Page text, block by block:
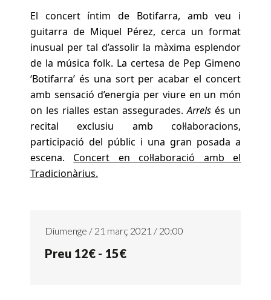
El concert íntim de Botifarra, amb veu i
guitarra de Miquel Pérez, cerca un format
inusual per tal d’assolir la màxima esplendor
de la música folk. La certesa de Pep Gimeno
‘Botifarra’ és una sort per acabar el concert
amb sensació d’energia per viure en un món
on les rialles estan assegurades.Arrels és un
recital exclusiu amb col·laboracions,
participació del públic i una gran posada a
escena.
Concert en col·laboració amb el
Tradicionàrius.
Diumenge / 21 març 2021 / 20:00
Preu 12€ - 15€